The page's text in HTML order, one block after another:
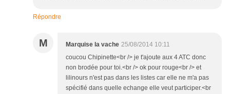
Répondre
M Marquise la vache 25/08/2014 10:11
coucou Chipinette<br /> je t'ajoute aux 4 ATC donc
non brodée pour toi.<br /> ok pour rouge<br /> et
lilinours n'est pas dans les listes car elle ne m'a pas
spécifié dans quelle echange elle veut participer.<br